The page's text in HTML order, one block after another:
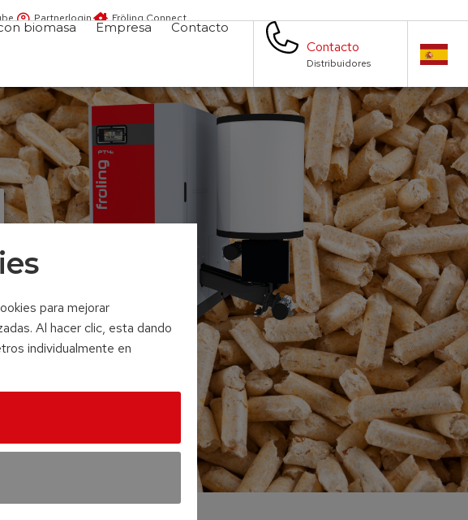
Partnerlogin Fröling Connect
biomasa Empresa Contacto
Contacto
Distribuidores
para mejorar
Al hacer clic, esta dando
individualmente en